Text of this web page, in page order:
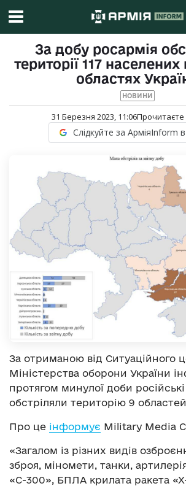
За добу росармія
території 117 населених
областях
НОВИНИ
31 Березня 2023, 11:06Прочитаєте
Слідкуйте за АрміяInform
За отриманою від Ситуаційного
Міністерства оборони України
протягом минулої доби російські
обстріляли територію 9
Про це інформує Military Media
«Загалом із різних видів
зброя, міномети, танки,
«С-300», БПЛА крилата ракета